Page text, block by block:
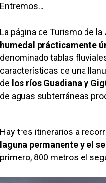
Entremos…
La página de Turismo de
humedal prácticamente
denominado tablas
características de una
de los ríos Guadiana y
de aguas subterráneas
Hay tres itinerarios a
laguna permanente y el
primero, 800 metros el